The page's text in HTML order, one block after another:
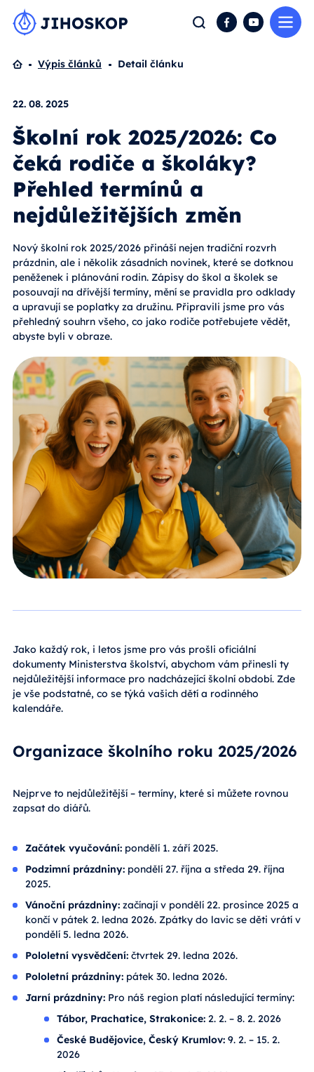
Hledat FacebookYouTube
Domů
Výpis článků Detail článku
22. 08. 2025
Školní rok 2025/2026: Co
čeká rodiče a školáky?
Přehled termínů a
nejdůležitějších změn
Nový školní rok 2025/2026 přináší nejen tradiční rozvrh
prázdnin, ale i několik zásadních novinek, které se dotknou
peněženek i plánování rodin. Zápisy do škol a školek se
posouvají na dřívější termíny, mění se pravidla pro odklady
a upravují se poplatky za družinu. Připravili jsme pro vás
přehledný souhrn všeho, co jako rodiče potřebujete vědět,
abyste byli v obraze.
Jako každý rok, i letos jsme pro vás prošli oficiální
dokumenty Ministerstva školství, abychom vám přinesli ty
nejdůležitější informace pro nadcházející školní období. Zde
je vše podstatné, co se týká vašich dětí a rodinného
kalendáře.
Organizace školního roku 2025/2026
Nejprve to nejdůležitější – termíny, které si můžete rovnou
zapsat do diářů.
Začátek vyučování: pondělí 1. září 2025.
Podzimní prázdniny: pondělí 27. října a středa 29. října
2025.
Vánoční prázdniny: začínají v pondělí 22. prosince 2025 a
končí v pátek 2. ledna 2026. Zpátky do lavic se děti vrátí v
pondělí 5. ledna 2026.
Pololetní vysvědčení: čtvrtek 29. ledna 2026.
Pololetní prázdniny: pátek 30. ledna 2026.
Jarní prázdniny: Pro náš region platí následující termíny:
Tábor, Prachatice, Strakonice: 2. 2. – 8. 2. 2026
České Budějovice, Český Krumlov: 9. 2. – 15. 2.
2026